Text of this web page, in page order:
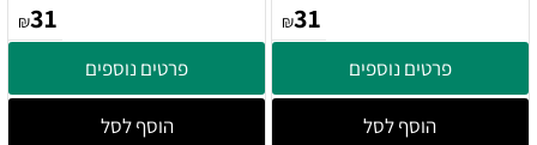
₪31
פרטים נוספים
הוסף לסל
₪31
פרטים נוספים
הוסף לסל